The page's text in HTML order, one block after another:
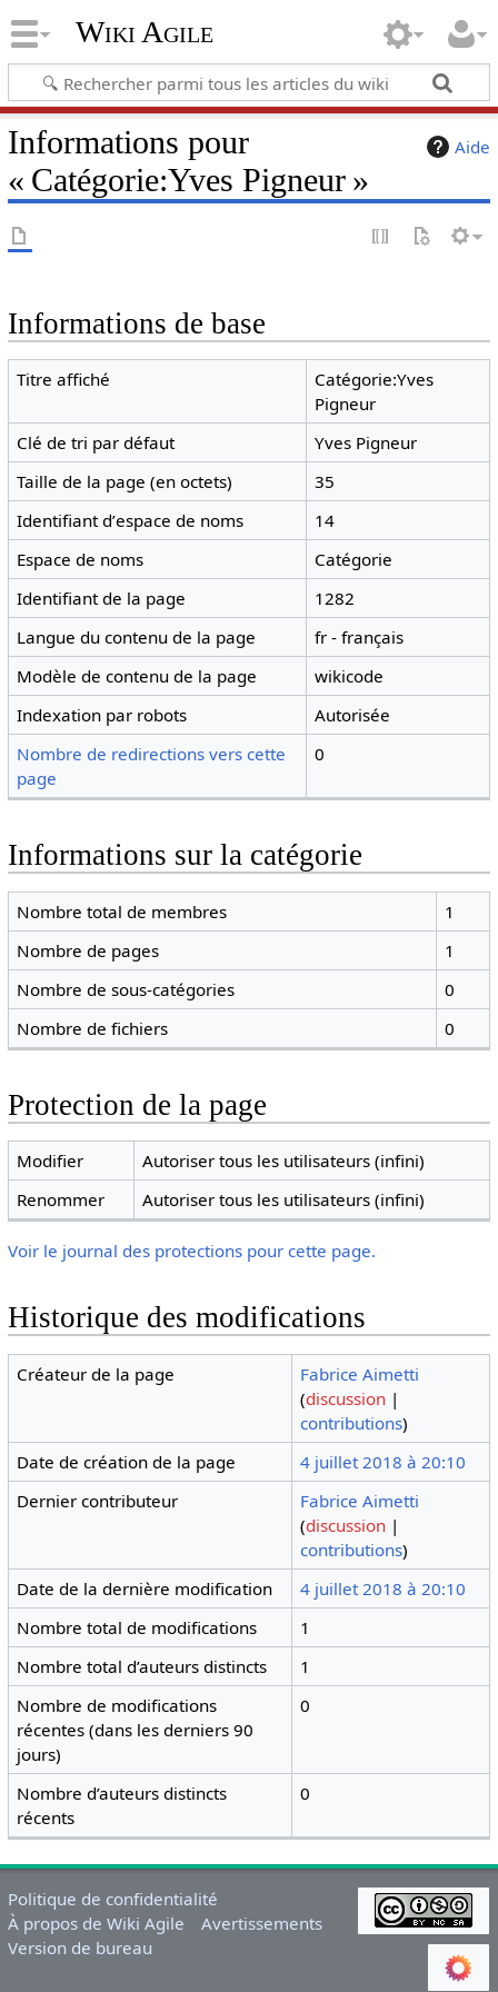
Wiki Agile
Aide
Informations pour
« Catégorie:Yves Pigneur »
Informations de base
Titre affiché
Catégorie:Yves
Pigneur
Clé de tri par défaut
Yves Pigneur
Taille de la page (en octets)
35
Identifiant dʼespace de noms
14
Espace de noms
Catégorie
Identifiant de la page
1282
Langue du contenu de la page
fr - français
Modèle de contenu de la page
wikicode
Indexation par robots
Autorisée
Nombre de redirections vers cette
page
0
Informations sur la catégorie
Nombre total de membres
1
Nombre de pages
1
Nombre de sous-catégories
0
Nombre de fichiers
0
Protection de la page
Modifier
Autoriser tous les utilisateurs (infini)
Renommer
Autoriser tous les utilisateurs (infini)
Voir le journal des protections pour cette page.
Historique des modifications
Créateur de la page
Fabrice Aimetti
(discussion |
contributions)
Date de création de la page
4 juillet 2018 à 20:10
Dernier contributeur
Fabrice Aimetti
(discussion |
contributions)
Date de la dernière modification
4 juillet 2018 à 20:10
Nombre total de modifications
1
Nombre total d’auteurs distincts
1
Nombre de modifications
récentes (dans les derniers 90
jours)
0
Nombre d’auteurs distincts
récents
0
Politique de confidentialité
À propos de Wiki Agile
Avertissements
Version de bureau